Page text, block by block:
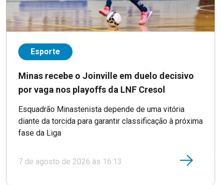
Esporte
Minas recebe o Joinville em duelo decisivo
por vaga nos playoffs da LNF Cresol
Esquadrão Minastenista depende de uma vitória
diante da torcida para garantir classificação à próxima
fase da Liga
7 de agosto de 2026 às 16:13